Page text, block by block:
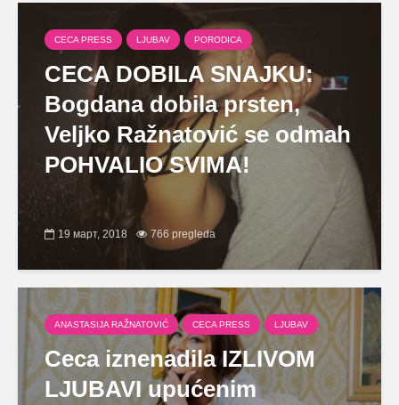
CECA PRESS LJUBAV PORODICA
CECA DOBILA SNAJKU:
Bogdana dobila prsten,
Veljko Ražnatović se odmah
POHVALIO SVIMA!
19 март, 2018 766 pregleda
ANASTASIJA RAŽNATOVIĆ CECA PRESS LJUBAV
Ceca iznenadila IZLIVOM
LJUBAVI upućenim